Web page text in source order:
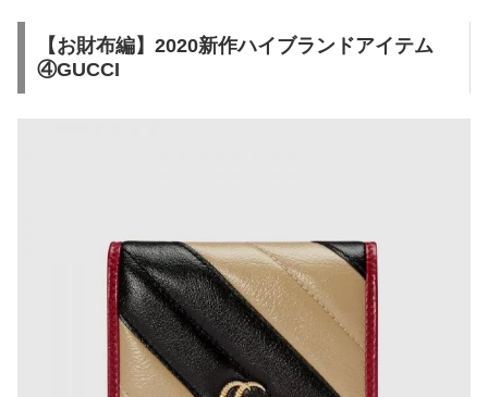
【お財布編】2020新作ハイブランドアイテム
④GUCCI